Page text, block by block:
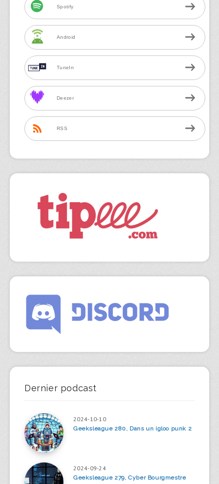
Spotify
Android
TuneIn
Deezer
RSS
Dernier podcast
2024-10-10
Geeksleague 280, Dans un igloo punk 2
2024-09-24
Geeksleague 279, Cyber Bourgmestre